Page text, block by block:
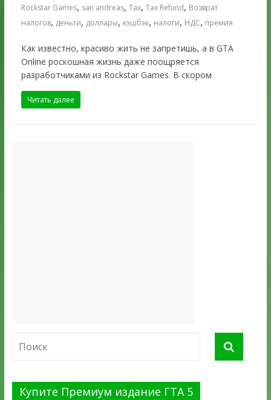
Rockstar Games, san andreas, Tax, Tax Refund, Возврат
налогов, деньги, доллары, кэшбэк, налоги, НДС, премия
Как известно, красиво жить не запретишь, а в GTA
Online роскошная жизнь даже поощряется
разработчиками из Rockstar Games. В скором
Читать далее
Купите Премиум издание ГТА 5